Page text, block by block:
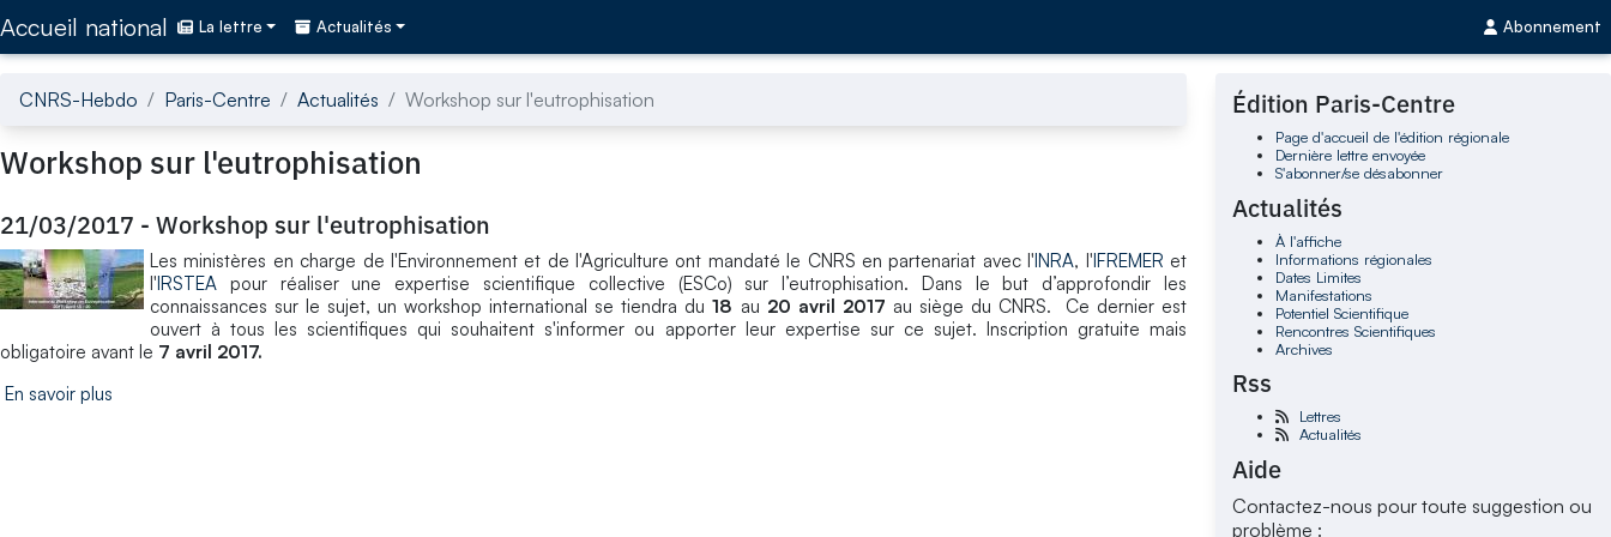
Accueil national La lettre Actualités Abonnement
CNRS-Hebdo Paris-Centre Actualités Workshop sur l'eutrophisation
Workshop sur l'eutrophisation
21/03/2017 - Workshop sur l'eutrophisation
Les ministères en charge de l'Environnement et de l'Agriculture ont mandaté le CNRS en partenariat avec l'INRA, l'IFREMER et
l'IRSTEA pour réaliser une expertise scientifique collective (ESCo) sur l’eutrophisation. Dans le but d’approfondir les
connaissances sur le sujet, un workshop international se tiendra du18 au 20 avril 2017 au siège du CNRS. Ce dernier est
ouvert à tous les scientifiques qui souhaitent s'informer ou apporter leur expertise sur ce sujet. Inscription gratuite mais
obligatoire avant le 7 avril 2017.
En savoir plus
Édition Paris-Centre
Page d'accueil de l'édition régionale
Dernière lettre envoyée
S'abonner/se désabonner
Actualités
À l'affiche
Informations régionales
Dates Limites
Manifestations
Potentiel Scientifique
Rencontres Scientifiques
Archives
Rss
Lettres
Actualités
Aide
Contactez-nous pour toute suggestion ou
problème :